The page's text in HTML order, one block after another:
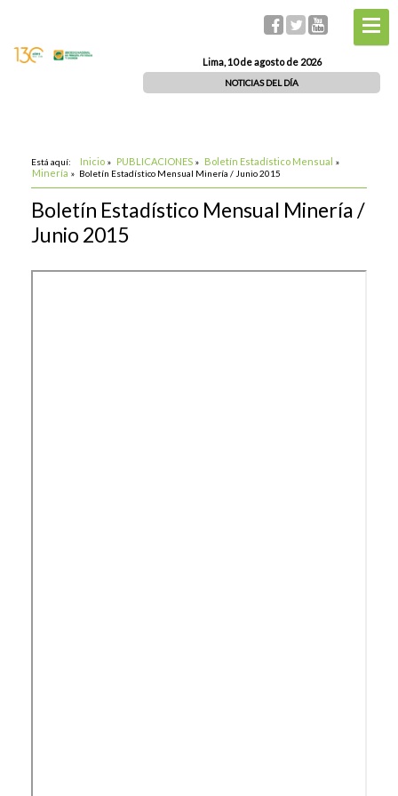
Lima, 10 de agosto de 2026
NOTICIAS DEL DÍA
Está aquí: Inicio » PUBLICACIONES » Boletín Estadístico Mensual »
Minería » Boletín Estadístico Mensual Minería / Junio 2015
Boletín Estadístico Mensual Minería /
Junio 2015